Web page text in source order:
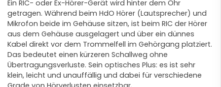
Ein RIC- oder Ex-Hörer-Gerät wird hinter dem Ohr
getragen. Während beim HdO Hörer (Lautsprecher) und
Mikrofon beide im Gehäuse sitzen, ist beim RIC der Hörer
aus dem Gehäuse ausgelagert und über ein dünnes
Kabel direkt vor dem Trommelfell im Gehörgang platziert.
Das bedeutet einen kürzeren Schallweg ohne
Übertragungsverluste. Sein optisches Plus: es ist sehr
klein, leicht und unauffällig und dabei für verschiedene